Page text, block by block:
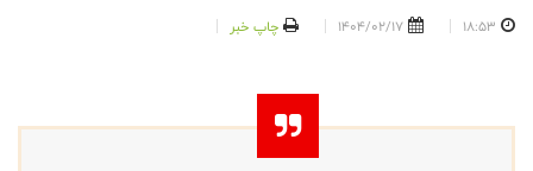
18:53
1404/02/17 چاپ خبر